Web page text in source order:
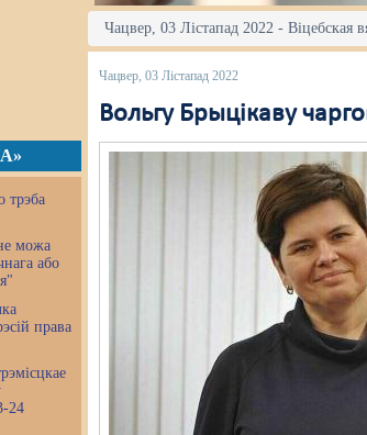
трэба
можа
або
права
24
Чацвер, 03 Лістапад 2022 - Віцебская
Чацвер, 03 Лістапад 2022
Вольгу Брыцікаву